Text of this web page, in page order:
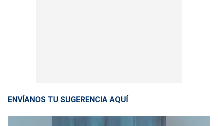
ENVÍANOS TU SUGERENCIA AQUÍ